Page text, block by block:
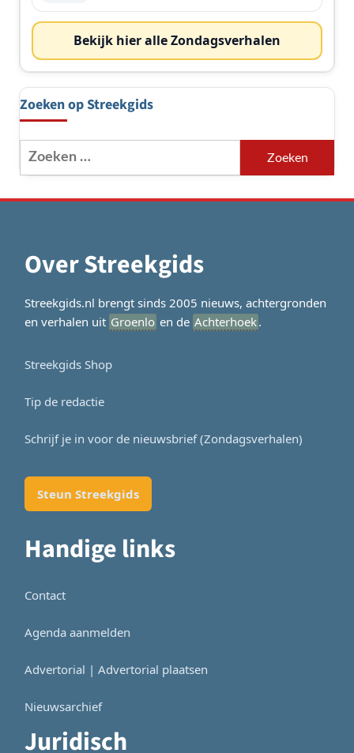
Bekijk hier alle Zondagsverhalen
Zoeken op Streekgids
Zoeken
naar:
Over Streekgids
Streekgids.nl brengt sinds 2005 nieuws, achtergronden
en verhalen uit Groenlo en de Achterhoek.
Streekgids Shop
Tip de redactie
Schrijf je in voor de nieuwsbrief (Zondagsverhalen)
Steun Streekgids
Handige links
Contact
Agenda aanmelden
Advertorial | Advertorial plaatsen
Nieuwsarchief
Juridisch